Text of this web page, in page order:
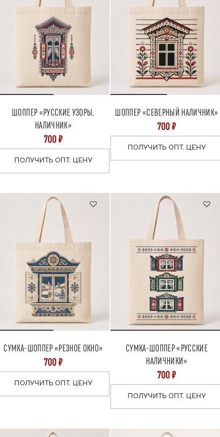
ШОППЕР «РУССКИЕ УЗОРЫ.
НАЛИЧНИК»
700 ₽
ПОЛУЧИТЬ ОПТ. ЦЕНУ
ШОППЕР «СЕВЕРНЫЙ НАЛИЧНИК»
700 ₽
ПОЛУЧИТЬ ОПТ. ЦЕНУ
СУМКА-ШОППЕР «РЕЗНОЕ ОКНО»
700 ₽
ПОЛУЧИТЬ ОПТ. ЦЕНУ
СУМКА-ШОППЕР «РУССКИЕ
НАЛИЧНИКИ»
700 ₽
ПОЛУЧИТЬ ОПТ. ЦЕНУ